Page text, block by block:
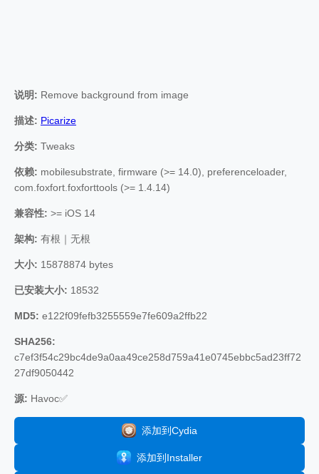
说明: Remove background from image
描述: Picarize
分类: Tweaks
依赖: mobilesubstrate, firmware (>= 14.0), preferenceloader,
com.foxfort.foxforttools (>= 1.4.14)
兼容性: >= iOS 14
架构: 有根｜无根
大小: 15878874 bytes
已安装大小: 18532
MD5: e122f09fefb3255559e7fe609a2ffb22
SHA256:
c7ef3f54c29bc4de9a0aa49ce258d759a41e0745ebbc5ad23ff72
27df9050442
源: Havoc✅
添加到Cydia
添加到Installer